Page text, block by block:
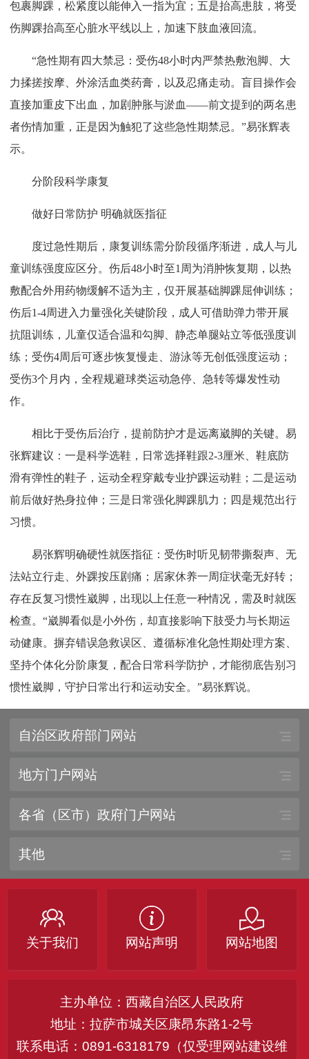
包裹脚踝，松紧度以能伸入一指为宜；五是抬高患肢，将受
伤脚踝抬高至心脏水平线以上，加速下肢血液回流。
“急性期有四大禁忌：受伤48小时内严禁热敷泡脚、大
力揉搓按摩、外涂活血类药膏，以及忍痛走动。盲目操作会
直接加重皮下出血，加剧肿胀与淤血——前文提到的两名患
者伤情加重，正是因为触犯了这些急性期禁忌。”易张辉表
示。
分阶段科学康复
做好日常防护 明确就医指征
度过急性期后，康复训练需分阶段循序渐进，成人与儿
童训练强度应区分。伤后48小时至1周为消肿恢复期，以热
敷配合外用药物缓解不适为主，仅开展基础脚踝屈伸训练；
伤后1-4周进入力量强化关键阶段，成人可借助弹力带开展
抗阻训练，儿童仅适合温和勾脚、静态单腿站立等低强度训
练；受伤4周后可逐步恢复慢走、游泳等无创低强度运动；
受伤3个月内，全程规避球类运动急停、急转等爆发性动
作。
相比于受伤后治疗，提前防护才是远离崴脚的关键。易
张辉建议：一是科学选鞋，日常选择鞋跟2-3厘米、鞋底防
滑有弹性的鞋子，运动全程穿戴专业护踝运动鞋；二是运动
前后做好热身拉伸；三是日常强化脚踝肌力；四是规范出行
习惯。
易张辉明确硬性就医指征：受伤时听见韧带撕裂声、无
法站立行走、外踝按压剧痛；居家休养一周症状毫无好转；
存在反复习惯性崴脚，出现以上任意一种情况，需及时就医
检查。“崴脚看似是小外伤，却直接影响下肢受力与长期运
动健康。摒弃错误急救误区、遵循标准化急性期处理方案、
坚持个体化分阶康复，配合日常科学防护，才能彻底告别习
惯性崴脚，守护日常出行和运动安全。”易张辉说。
自治区政府部门网站
地方门户网站
各省（区市）政府门户网站
其他
关于我们 网站声明 网站地图
主办单位：西藏自治区人民政府
地址：拉萨市城关区康昂东路1-2号
联系电话：0891-6318179（仅受理网站建设维